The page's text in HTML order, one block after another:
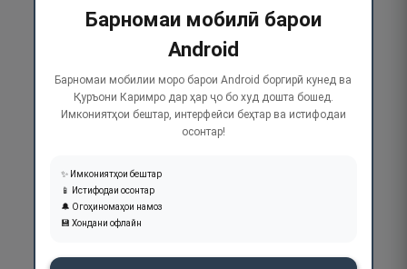
Барномаи мобилӣ барои
Android
Барномаи мобилии моро барои Android боргирӣ кунед ва
Қуръони Каримро дар ҳар ҷо бо худ дошта бошед.
Имкониятҳои бештар, интерфейси беҳтар ва истифодаи
осонтар!
✨ Имкониятҳои бештар
📱 Истифодаи осонтар
🔔 Огоҳиномаҳои намоз
💾 Хондани офлайн